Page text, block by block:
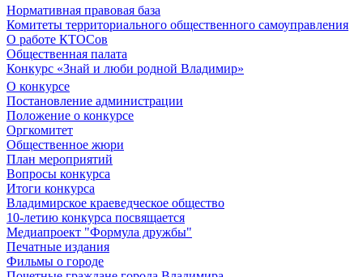
Нормативная правовая база
Комитеты территориального общественного самоуправления
О работе КТОСов
Общественная палата
Конкурс «Знай и люби родной Владимир»
О конкурсе
Постановление администрации
Положение о конкурсе
Оргкомитет
Общественное жюри
План мероприятий
Вопросы конкурса
Итоги конкурса
Владимирское краеведческое общество
10-летию конкурса посвящается
Медиапроект "Формула дружбы"
Печатные издания
Фильмы о городе